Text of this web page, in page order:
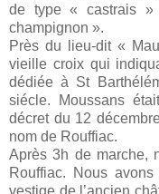
de type « castrais
champignon ».
Près du lieu-dit «
vieille croix qui
dédiée à St
siécle. Moussans
décret du 12
nom de Rouffiac.
Après 3h de marche,
Rouffiac. Nous
vestige de l’ancien